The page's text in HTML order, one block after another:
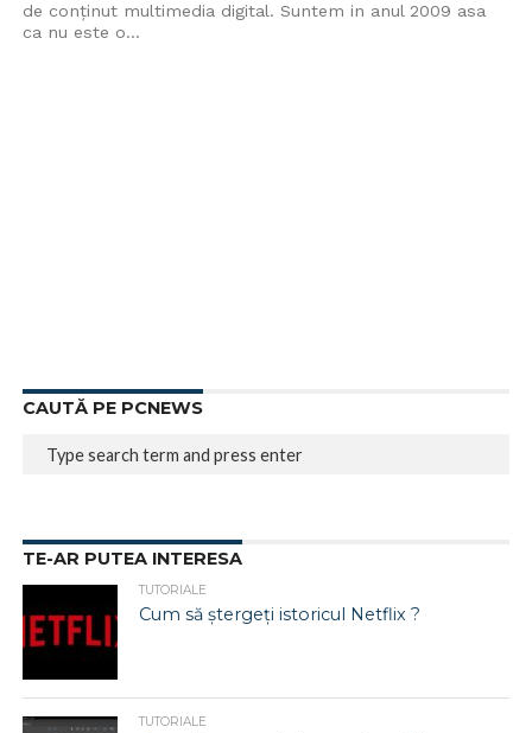
de conţinut multimedia digital. Suntem in anul 2009 asa
ca nu este o...
CAUTĂ PE PCNEWS
TE-AR PUTEA INTERESA
TUTORIALE
Cum să ștergeți istoricul Netflix ?
TUTORIALE